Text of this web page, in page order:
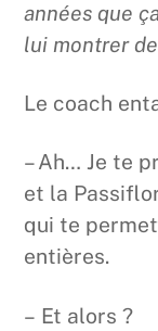
années que
lui montrer
Le coach
– Ah… Je te
et la
qui te
entières.
– Et alors ?